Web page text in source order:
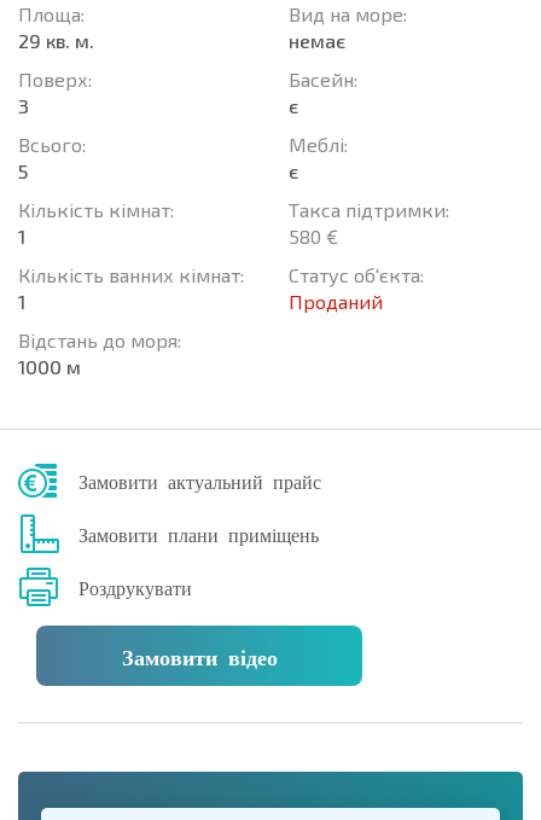
Площа:
29 кв. м.
Поверх:
3
Всього:
5
Кількість кімнат:
1
Кількість ванних кімнат:
1
Відстань до моря:
1000 м
Вид на море:
немає
Баcейн:
є
Меблі:
є
Такса підтримки:
580 €
Статус об'єкта:
Проданий
Замовити актуальний прайс
Замовити плани приміщень
Роздрукувати
Замовити відео